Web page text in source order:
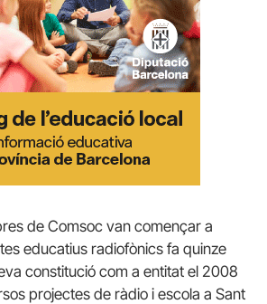
de Comsoc van començar a
educatius radiofònics fa quinze
constitució com a entitat el 2008
projectes de ràdio i escola a Sant